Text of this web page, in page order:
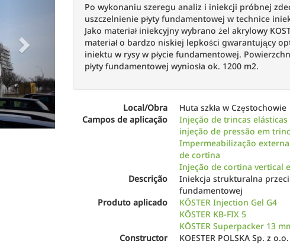
akrylowym KOSTER Injektionsgel G4
Po wykonaniu szeregu analiz i iniekcji próbnej
uszczelnienie płyty fundamentowej w technice
Jako materiał iniekcyjny wybrano żel akrylowy
materiał o bardzo niskiej lepkości gwarantujący
iniektu w rysy w płycie fundamentowej.
płyty fundamentowej wyniosła ok. 1200 m2.
Local/Obra
Huta szkła w Częstochowie
Campos de aplicação
Injeção de trincas
injeção de pressão em
Impermeabilização
de cortina
Injeção de cortina vertical
Descrição
Iniekcja strukturalna
fundamentowej
Produto aplicado
KÖSTER Injection Gel G4
KÖSTER KB-FIX 5
KÖSTER Superpacker 13
Constructor
KOESTER POLSKA Sp. z